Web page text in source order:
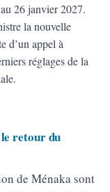
26 janvier 2027.
la nouvelle
d’un appel à
réglages de la
retour du
de Ménaka sont